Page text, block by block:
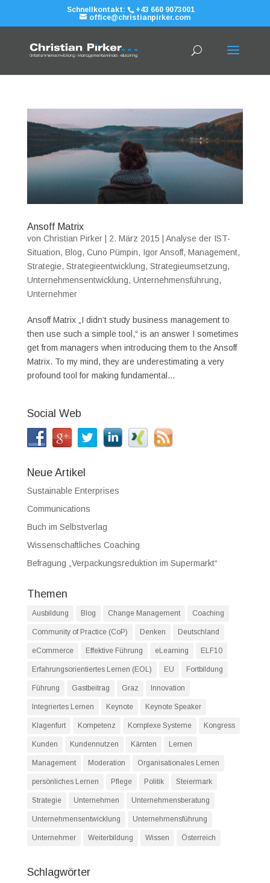
Schnellkontakt:
+43 660 9073001
office@christianpirker.com
Ansoff Matrix
von Christian Pirker| 2. März 2015
Analyse der IST-
Situation, Blog, Cuno Pümpin, Igor Ansoff, Management,
Strategie, Strategieentwicklung, Strategieumsetzung,
Unternehmensentwicklung, Unternehmensführung,
Unternehmer
Ansoff Matrix „I didn’t study business management to
then use such a simple tool,“ is an answer I sometimes
get from managers when introducing them to the Ansoff
Matrix. To my mind, they are underestimating a very
profound tool for making fundamental...
Social Web
Neue Artikel
Sustainable Enterprises
Communications
Buch im Selbstverlag
Wissenschaftliches Coaching
Befragung „Verpackungsreduktion im Supermarkt“
Themen
Ausbildung Blog Change Management Coaching
Community of Practice (CoP) Denken Deutschland
eCommerce Effektive Führung eLearning ELF10
Erfahrungsorientiertes Lernen (EOL) EU Fortbildung
Führung Gastbeitrag Graz Innovation
Integriertes Lernen Keynote Keynote Speaker
Klagenfurt Kompetenz Komplexe Systeme Kongress
Kunden Kundennutzen Kärnten Lernen
Management Moderation Organisationales Lernen
persönliches Lernen Pflege Politik Steiermark
Strategie Unternehmen Unternehmensberatung
Unternehmensentwicklung Unternehmensführung
Unternehmer Weiterbildung Wissen Österreich
Schlagwörter